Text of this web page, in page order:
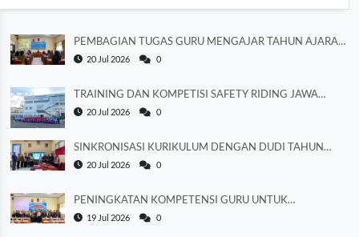
PEMBAGIAN TUGAS GURU MENGAJAR TAHUN AJARAN
2026/2027
20 Jul 2026 0
TRAINING DAN KOMPETISI SAFETY RIDING JAWA
TENGAH 2026
20 Jul 2026 0
SINKRONISASI KURIKULUM DENGAN DUDI TAHUN
AJARAN 2026/2027
20 Jul 2026 0
PENINGKATAN KOMPETENSI GURU UNTUK
MEMPERKUAT LITERASI
19 Jul 2026 0